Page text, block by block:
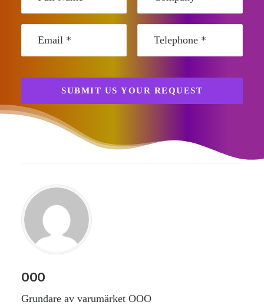
OOO
Grundare av varumärket OOO